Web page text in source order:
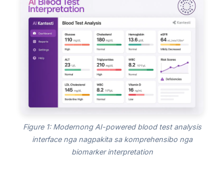
Figure 1: Modernong AI-powered blood test analysis
interface nga nagpakita sa komprehensibo nga
biomarker interpretation